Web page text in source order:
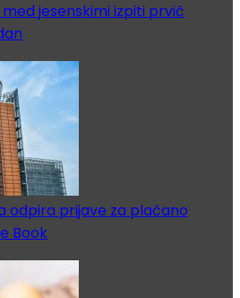
jesenskimi izpiti prvič
odpira prijave za plačano
Book